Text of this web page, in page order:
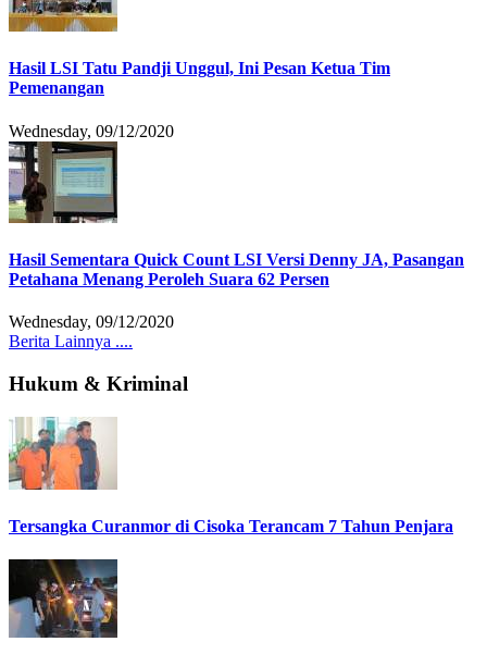
Hasil LSI Tatu Pandji Unggul, Ini Pesan Ketua Tim
Pemenangan
Wednesday, 09/12/2020
Hasil Sementara Quick Count LSI Versi Denny JA, Pasangan
Petahana Menang Peroleh Suara 62 Persen
Wednesday, 09/12/2020
Berita Lainnya ....
Hukum & Kriminal
Tersangka Curanmor di Cisoka Terancam 7 Tahun Penjara